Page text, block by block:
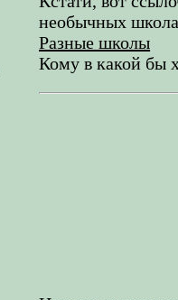
необычных
Разные школы
Кому в какой бы